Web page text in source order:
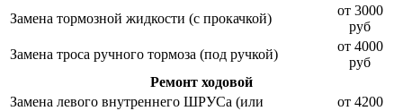
Замена тормозной жидкости (с прокачкой)
от 3000
руб
Замена троса ручного тормоза (под ручкой)
от 4000
руб
Ремонт ходовой
Замена левого внутреннего ШРУСа (или
от 4200